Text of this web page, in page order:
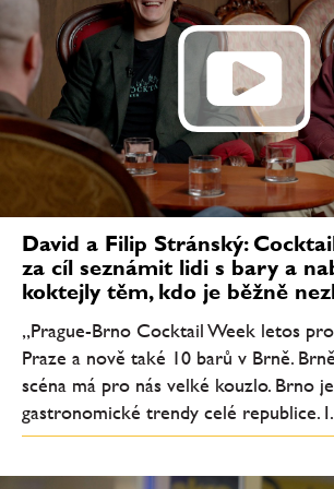
David a Filip Stránský:
za cíl seznámit lidi s bary a
koktejly těm, kdo je běžně
„Prague-Brno Cocktail Week letos
Praze a nově také 10 barů v Brně.
scéna má pro nás velké kouzlo. Brno
gastronomické trendy celé republice.